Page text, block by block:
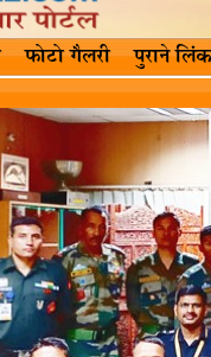
फोटो गैलरी पुराने लिंक